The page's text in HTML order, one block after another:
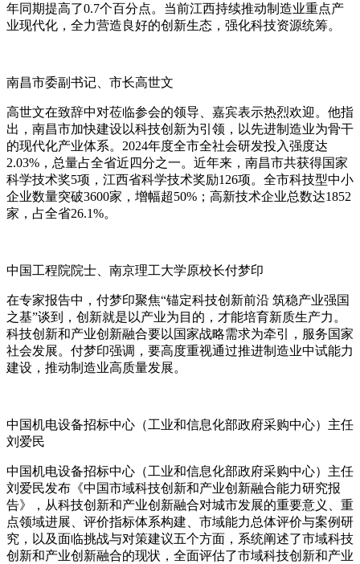
年同期提高了0.7个百分点。当前江西持续推动制造业重点产
业现代化，全力营造良好的创新生态，强化科技资源统筹。
南昌市委副书记、市长高世文
高世文在致辞中对莅临参会的领导、嘉宾表示热烈欢迎。他指
出，南昌市加快建设以科技创新为引领，以先进制造业为骨干
的现代化产业体系。2024年度全市全社会研发投入强度达
2.03%，总量占全省近四分之一。近年来，南昌市共获得国家
科学技术奖5项，江西省科学技术奖励126项。全市科技型中小
企业数量突破3600家，增幅超50%；高新技术企业总数达1852
家，占全省26.1%。
中国工程院院士、南京理工大学原校长付梦印
在专家报告中，付梦印聚焦“锚定科技创新前沿 筑稳产业强国
之基”谈到，创新就是以产业为目的，才能培育新质生产力。
科技创新和产业创新融合要以国家战略需求为牵引，服务国家
社会发展。付梦印强调，要高度重视通过推进制造业中试能力
建设，推动制造业高质量发展。
中国机电设备招标中心（工业和信息化部政府采购中心）主任
刘爱民
中国机电设备招标中心（工业和信息化部政府采购中心）主任
刘爱民发布《中国市域科技创新和产业创新融合能力研究报
告》，从科技创新和产业创新融合对城市发展的重要意义、重
点领域进展、评价指标体系构建、市域能力总体评价与案例研
究，以及面临挑战与对策建议五个方面，系统阐述了市域科技
创新和产业创新融合的现状，全面评估了市域科技创新和产业